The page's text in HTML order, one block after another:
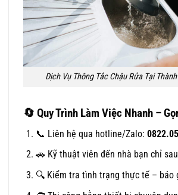
Dịch Vụ Thông Tắc Chậu Rửa Tại
🔄 Quy Trình Làm Việc Nhanh –
📞 Liên hệ qua hotline/Zalo:
🚗 Kỹ thuật viên đến nhà bạn chỉ
🔍 Kiểm tra tình trạng thực tế – báo